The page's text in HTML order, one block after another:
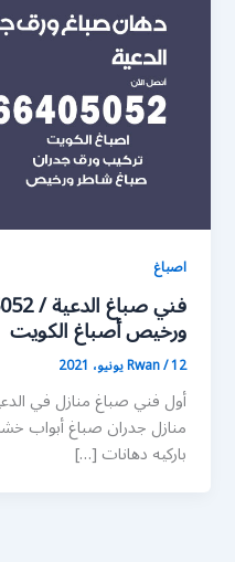
اصباغ
ورخيص أصباغ الكويت
Rwan/12 يونيو، 2021
أول فني صباغ منازل في
منازل جدران صباغ أبواب
باركيه دهانات […]